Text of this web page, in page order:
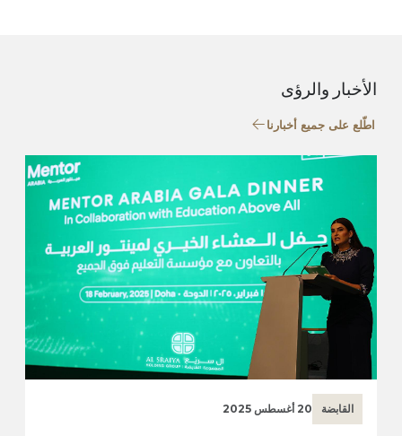
الأخبار والرؤى
اطّلع على جميع أخبارنا
القابضة 20 أغسطس 2025